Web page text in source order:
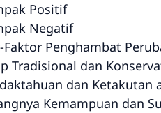
Positif
Negatif
Faktor Penghambat
Tradisional dan
dan Ketakutan
Kemampuan dan